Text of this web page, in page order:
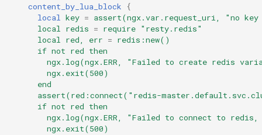
content_by_lua_block
{
local key = assert(ngx.var.request_uri, "no key
local redis = require "resty.redis"
local red, err = redis:new()
if not red then
ngx.log(ngx.ERR,
"Failed to create redis
ngx.exit(500)
end
assert(red:connect("redis-
if not red then
ngx.log(ngx.ERR,
"Failed to connect to redis,
ngx.exit(500)